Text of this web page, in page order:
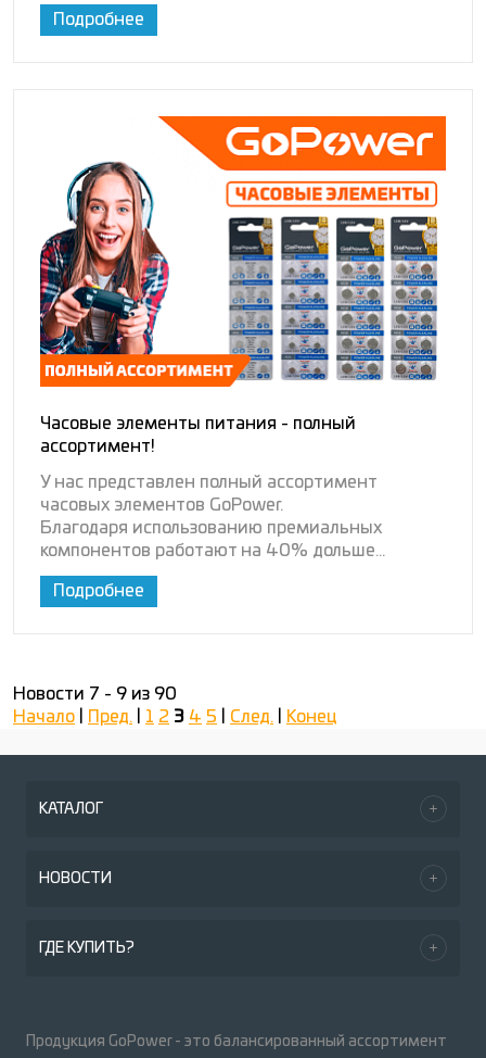
Подробнее
Часовые элементы питания - полный
ассортимент!
У нас представлен полный ассортимент
часовых элементов GoPower.
Благодаря использованию премиальных
компонентов работают на 40% дольше...
Подробнее
Новости 7 - 9 из 90
Начало
Пред. 1 2 3 4 5 След. Конец
КАТАЛОГ
НОВОСТИ
ГДЕ КУПИТЬ?
Продукция GoPower - это балансированный ассортимент